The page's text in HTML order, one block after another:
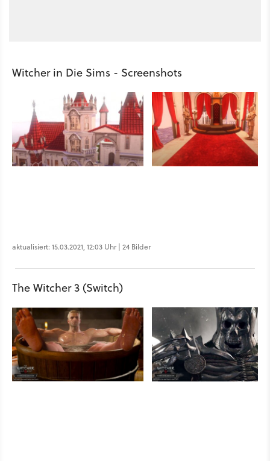
Witcher in Die Sims - Screenshots
aktualisiert: 15.03.2021, 12:03 Uhr | 24 Bilder
The Witcher 3 (Switch)